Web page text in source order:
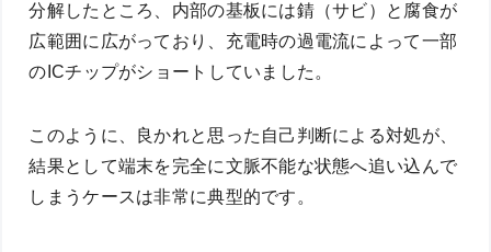
分解したところ、内部の基板には錆（サビ）と腐食が
広範囲に広がっており、充電時の過電流によって一部
のICチップがショートしていました。
このように、良かれと思った自己判断による対処が、
結果として端末を完全に文脈不能な状態へ追い込んで
しまうケースは非常に典型的です。